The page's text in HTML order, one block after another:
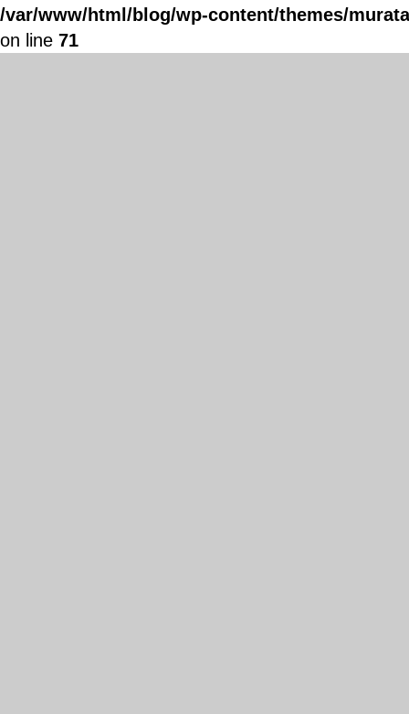
/var/www/html/blog/wp-content/themes/
on line 71